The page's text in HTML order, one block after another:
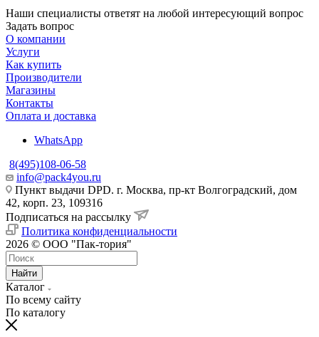
Наши специалисты ответят на любой интересующий вопрос
Задать вопрос
О компании
Услуги
Как купить
Производители
Магазины
Контакты
Оплата и доставка
WhatsApp
8(495)108-06-58
info@pack4you.ru
Пункт выдачи DPD. г. Москва, пр-кт Волгоградский, дом
42, корп. 23, 109316
Подписаться на рассылку
Политика конфиденциальности
2026 © ООО "Пак-тория"
Найти
Каталог
По всему сайту
По каталогу